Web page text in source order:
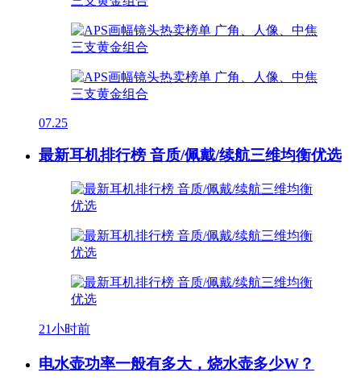
07.25
最新耳机排行榜 音质/佩戴/续航三维均衡优选
21小时前
电水壶功率一般有多大，烧水壶多少W？